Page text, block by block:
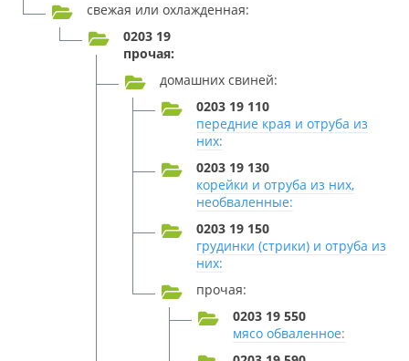
свежая или охлажденная:
0203 19
прочая:
домашних свиней:
0203 19 110
передние края и отруба из
них:
0203 19 130
корейки и отруба из них,
необваленные:
0203 19 150
грудинки (стрики) и отруба из
них:
прочая:
0203 19 550
мясо обваленное: